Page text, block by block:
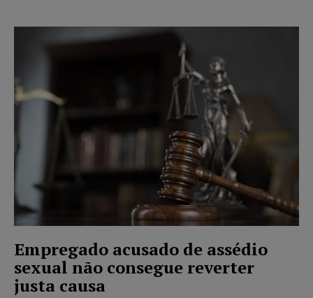
Empregado acusado de assédio
sexual não consegue reverter
justa causa